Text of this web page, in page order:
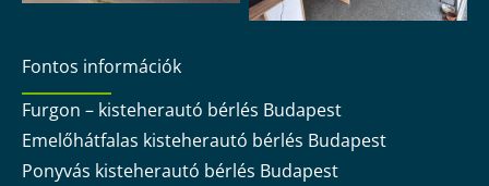
Fontos információk
Furgon – kisteherautó bérlés Budapest
Emelőhátfalas kisteherautó bérlés Budapest
Ponyvás kisteherautó bérlés Budapest